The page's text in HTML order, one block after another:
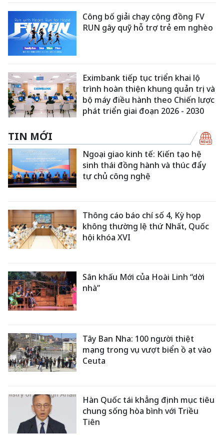
Công bố giải chạy cộng đồng FV
RUN gây quỹ hỗ trợ trẻ em nghèo
Eximbank tiếp tục triển khai lộ
trình hoàn thiện khung quản trị và
bộ máy điều hành theo Chiến lược
phát triển giai đoạn 2026 - 2030
TIN MỚI
Ngoại giao kinh tế: Kiến tạo hệ
sinh thái đồng hành và thúc đẩy
tự chủ công nghệ
Thông cáo báo chí số 4, Kỳ họp
không thường lệ thứ Nhất, Quốc
hội khóa XVI
Sân khấu Mới của Hoài Linh “dời
nhà”
Tây Ban Nha: 100 người thiệt
mạng trong vụ vượt biển ồ ạt vào
Ceuta
Hàn Quốc tái khẳng định mục tiêu
chung sống hòa bình với Triều
Tiên